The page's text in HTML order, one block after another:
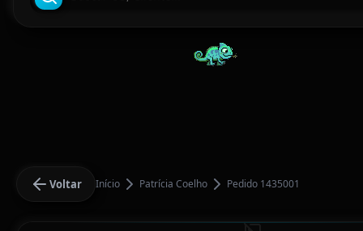
Voltar Início Patrícia Coelho Pedido 1435001